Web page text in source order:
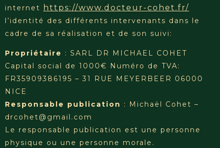
internet
https://www.docteur-cohet.fr/
l’identité des différents intervenants dans le
cadre de sa réalisation et de son suivi:
Propriétaire : SARL DR MICHAEL COHET
Capital social de 1000€ Numéro de TVA:
FR35909386195 – 31 RUE MEYERBEER 06000
NICE
Responsable publication : Michaël Cohet –
drcohet@gmail.com
Le responsable publication est une personne
physique ou une personne morale.